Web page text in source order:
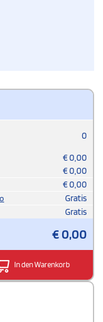
0
€0,00
€0,00
€0,00
Gratis
Gratis
€0,00
In den Warenkorb